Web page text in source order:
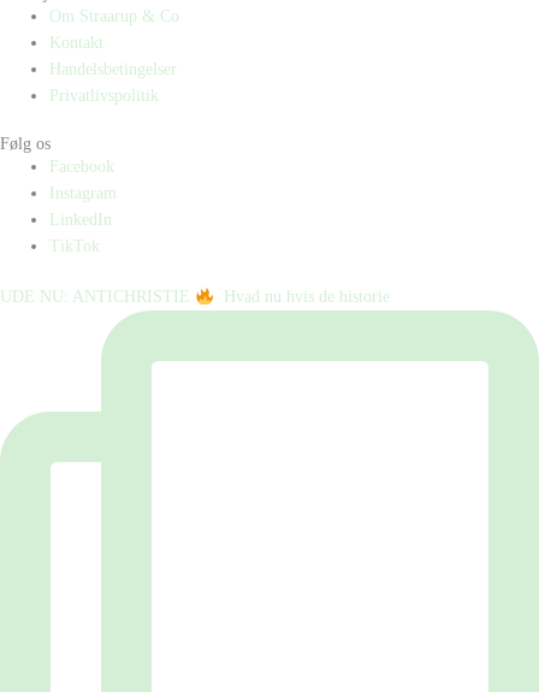
Om Straarup & Co
Kontakt
Handelsbetingelser
Privatlivspolitik
Følg os
Facebook
Instagram
LinkedIn
TikTok
UDE NU: ANTICHRISTIE ⁠ ⁠ Hvad nu hvis de historie